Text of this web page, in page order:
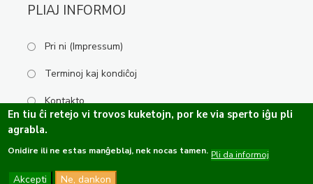
PLIAJ INFORMOJ
Pri ni (Impressum)
Terminoj kaj kondiĉoj
Kontakto
Kopirajto ©2019-2026 Esperanta Kulturservo · Ĉiuj rajtoj rezervitaj.
Dizajno deOPTASY
En tiu ĉi retejo vi trovos kuketojn, por ke via sperto iĝu pli
agrabla.
Onidire ili ne estas manĝeblaj, nek nocas tamen. Pli da informoj
Akcepti Ne, dankon